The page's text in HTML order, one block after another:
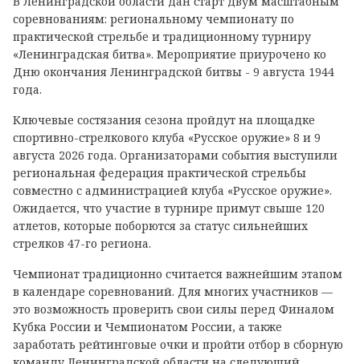
соревнованиям: региональному чемпионату по
практической стрельбе и традиционному турниру
«Ленинградская битва». Мероприятие приурочено ко
Дню окончания Ленинградской битвы - 9 августа 1944
года.
Ключевые состязания сезона пройдут на площадке
спортивно-стрелкового клуба «Русское оружие» 8 и 9
августа 2026 года. Организаторами события выступили
региональная федерация практической стрельбы
совместно с администрацией клуба «Русское оружие».
Ожидается, что участие в турнире примут свыше 120
атлетов, которые поборются за статус сильнейших
стрелков 47-го региона.
Чемпионат традиционно считается важнейшим этапом
в календаре соревнований. Для многих участников —
это возможность проверить свои силы перед Финалом
Кубка России и Чемпионатом России, а также
заработать рейтинговые очки и пройти отбор в сборную